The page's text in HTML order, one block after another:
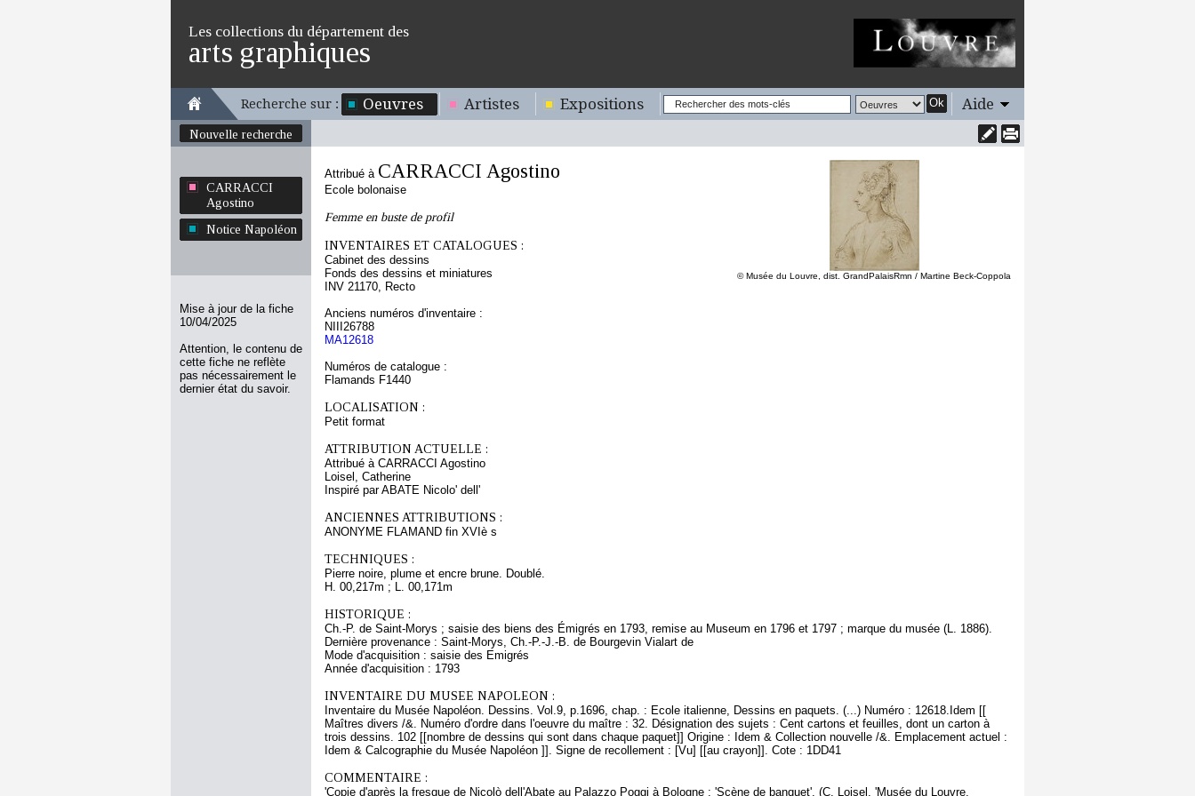
Les collections du département des
arts graphiques
Recherche sur : Oeuvres Artistes Expositions Ok Aide
Nouvelle recherche
CARRACCI
Agostino
Notice Napoléon
Mise à jour de la fiche
10/04/2025
Attention, le contenu de
cette fiche ne reflète
pas nécessairement le
dernier état du savoir.
© Musée du Louvre, dist. GrandPalaisRmn / Martine Beck-Coppola
Attribué à CARRACCI Agostino
Ecole bolonaise
Femme en buste de profil
INVENTAIRES ET CATALOGUES :
Cabinet des dessins
Fonds des dessins et miniatures
INV 21170, Recto
Anciens numéros d'inventaire :
NIII26788
MA12618
Numéros de catalogue :
Flamands F1440
LOCALISATION :
Petit format
ATTRIBUTION ACTUELLE :
Attribué à CARRACCI Agostino
Loisel, Catherine
Inspiré par ABATE Nicolo' dell'
ANCIENNES ATTRIBUTIONS :
ANONYME FLAMAND fin XVIè s
TECHNIQUES :
Pierre noire, plume et encre brune. Doublé.
H. 00,217m ; L. 00,171m
HISTORIQUE :
Ch.-P. de Saint-Morys ; saisie des biens des Émigrés en 1793, remise au Museum en 1796 et 1797 ; marque du musée (L. 1886).
Dernière provenance : Saint-Morys, Ch.-P.-J.-B. de Bourgevin Vialart de
Mode d'acquisition : saisie des Emigrés
Année d'acquisition : 1793
INVENTAIRE DU MUSEE NAPOLEON :
Inventaire du Musée Napoléon. Dessins. Vol.9, p.1696, chap. : Ecole italienne, Dessins en paquets. (...) Numéro : 12618.Idem [[
Maîtres divers /&. Numéro d'ordre dans l'oeuvre du maître : 32. Désignation des sujets : Cent cartons et feuilles, dont un carton à
trois dessins. 102 [[nombre de dessins qui sont dans chaque paquet]] Origine : Idem & Collection nouvelle /&. Emplacement actuel :
Idem & Calcographie du Musée Napoléon ]]. Signe de recollement : [Vu] [[au crayon]]. Cote : 1DD41
COMMENTAIRE :
'Copie d'après la fresque de Nicolò dell'Abate au Palazzo Poggi à Bologne : 'Scène de banquet'. (C. Loisel, 'Musée du Louvre,